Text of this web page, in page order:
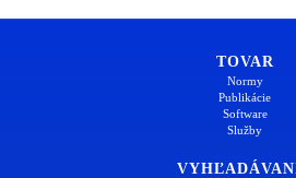
TOVAR
Normy
Publikácie
Software
Služby